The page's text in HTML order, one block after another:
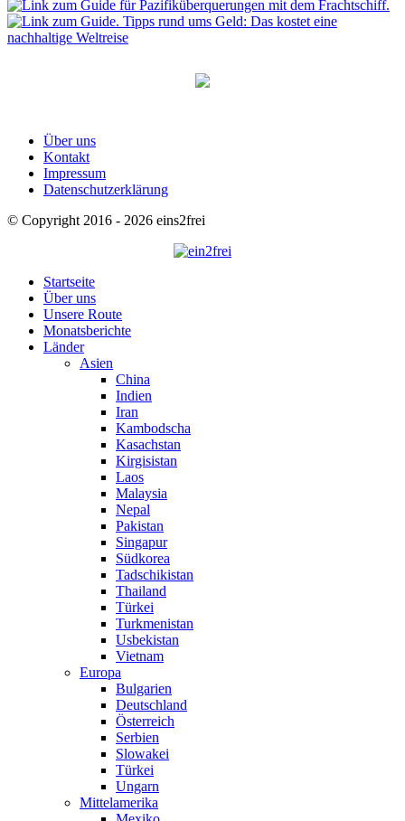
Über uns
Kontakt
Impressum
Datenschutzerklärung
© Copyright 2016 - 2026 eins2frei
Startseite
Über uns
Unsere Route
Monatsberichte
Länder
Asien
China
Indien
Iran
Kambodscha
Kasachstan
Kirgisistan
Laos
Malaysia
Nepal
Pakistan
Singapur
Südkorea
Tadschikistan
Thailand
Türkei
Turkmenistan
Usbekistan
Vietnam
Europa
Bulgarien
Deutschland
Österreich
Serbien
Slowakei
Türkei
Ungarn
Mittelamerika